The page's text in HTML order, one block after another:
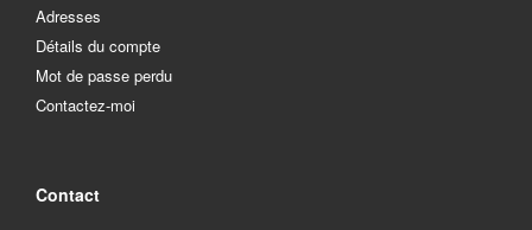
Adresses
Détails du compte
Mot de passe perdu
Contactez-moi
Contact